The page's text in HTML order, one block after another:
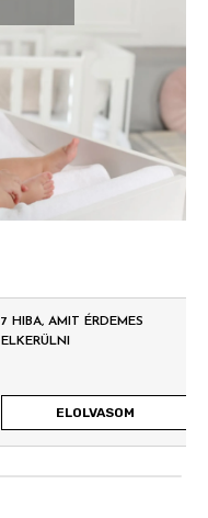
7 HIBA, AMIT ÉRDEMES
ELKERÜLNI
ELOLVASOM